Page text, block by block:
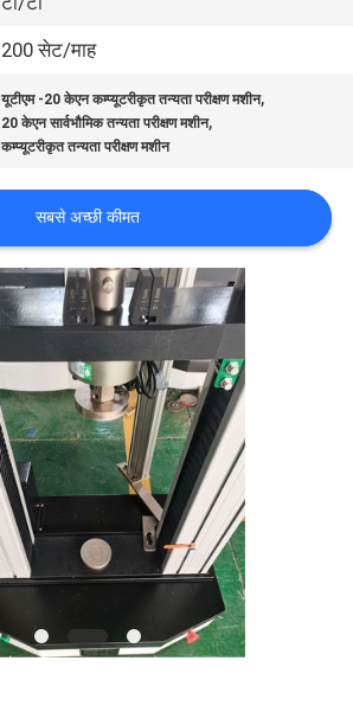
200 सेट/माह
यूटीएम -20 केएन कम्प्यूटरीकृत तन्यता परीक्षण मशीन,
20 केएन सार्वभौमिक तन्यता परीक्षण मशीन,
कम्प्यूटरीकृत तन्यता परीक्षण मशीन
सबसे अच्छी कीमत